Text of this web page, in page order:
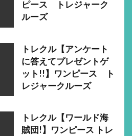
ピース トレジャーク
ルーズ
トレクル【アンケート
に答えてプレゼントゲ
ット!!】ワンピース ト
レジャークルーズ
トレクル【ワールド海
賊団!】ワンピース トレ